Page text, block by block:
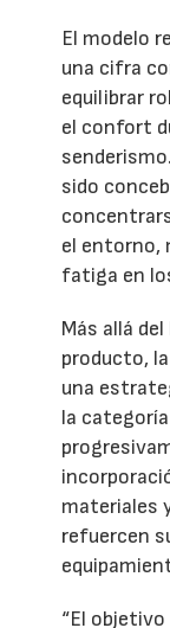
El modelo
una cifra
equilibrar
el confort
sido
el entorno,
fatiga en
Más allá
producto,
una
la
materiales
refuercen
“El